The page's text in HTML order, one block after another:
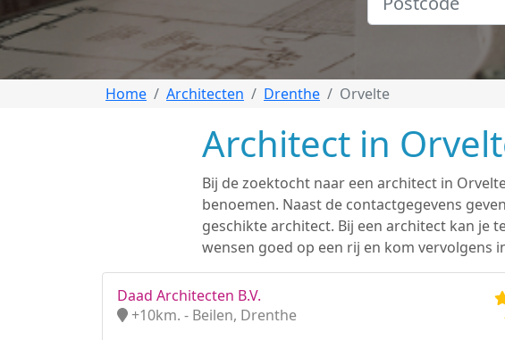
Home Architecten Drenthe Orvelte
Architect in
Bij de zoektocht naar een architect in
benoemen. Naast de contactgegevens
geschikte architect. Bij een architect kan je
wensen goed op een rij en kom vervolgens
Daad Architecten B.V.
+10km. - Beilen, Drenthe